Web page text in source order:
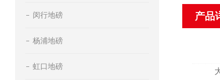
闵行地磅
杨浦地磅
虹口地磅
产品